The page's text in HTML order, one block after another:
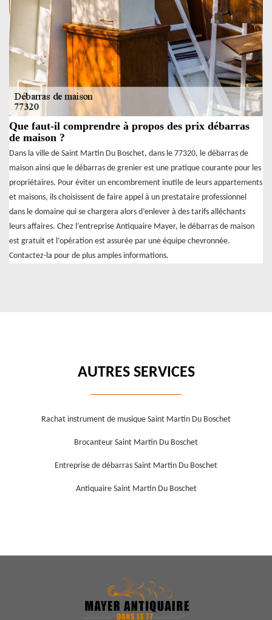
Que faut-il comprendre à propos des prix débarras
de maison ?
Dans la ville de Saint Martin Du Boschet, dans le 77320, le débarras de
maison ainsi que le débarras de grenier est une pratique courante pour les
propriétaires. Pour éviter un encombrement inutile de leurs appartements
et maisons, ils choisissent de faire appel à un prestataire professionnel
dans le domaine qui se chargera alors d’enlever à des tarifs alléchants
leurs affaires. Chez l’entreprise Antiquaire Mayer, le débarras de maison
est gratuit et l’opération est assurée par une équipe chevronnée.
Contactez-la pour de plus amples informations.
AUTRES SERVICES
Rachat instrument de musique Saint Martin Du Boschet
Brocanteur Saint Martin Du Boschet
Entreprise de débarras Saint Martin Du Boschet
Antiquaire Saint Martin Du Boschet